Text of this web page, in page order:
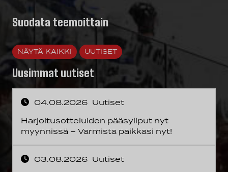
Suodata teemoittain
NÄYTÄ KAIKKI UUTISET
Uusimmat uutiset
04.08.2026 Uutiset
Harjoitusotteluiden pääsyliput nyt
myynnissä – Varmista paikkasi nyt!
03.08.2026 Uutiset